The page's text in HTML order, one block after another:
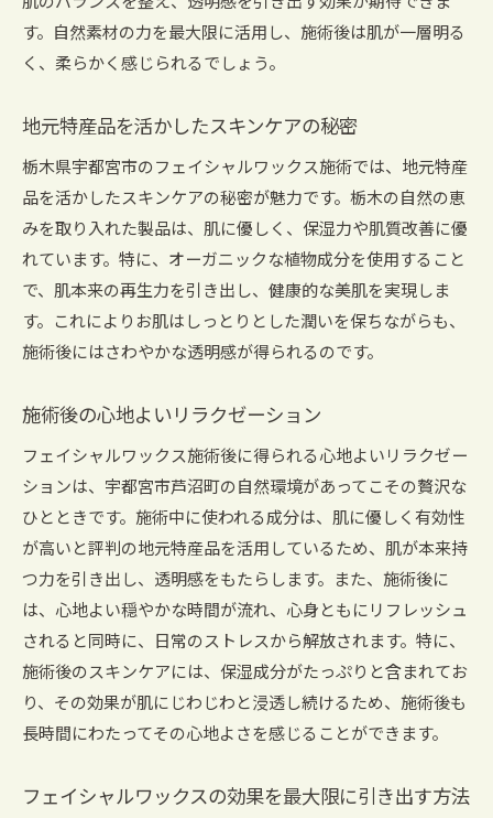
芦沼町でのフェイシャルワックス自然と融合したス
キンケアの魅力
地元の自然素材を活かした施術
地元成分で実現する透明感
心を和ませる自然の風景と共に
透明感あふれる肌へ栃木の地元成分で実現するフェ
イシャルワックス
透明感を引き出す秘密の成分
栃木の特産品を活用した施術の魅力
フェイシャルワックスで感じる肌の変化
地元成分で叶える美肌
フェイシャルワックスが叶える四季折々の美しさ芦
沼町で体験
四季ごとの美を引き出す秘訣
芦沼町の自然と共に楽しむ美肌体験
季節ごとの特別なケアとは
フェイシャルワックスで感じる季節の変化
自然の美を肌で感じる方法
肌のバランスを整え、透明感を引き出す効果が期待できま
す。自然素材の力を最大限に活用し、施術後は肌が一層明る
く、柔らかく感じられるでしょう。
地元特産品を活かしたスキンケアの秘密
栃木県宇都宮市のフェイシャルワックス施術では、地元特産
品を活かしたスキンケアの秘密が魅力です。栃木の自然の恵
みを取り入れた製品は、肌に優しく、保湿力や肌質改善に優
れています。特に、オーガニックな植物成分を使用すること
で、肌本来の再生力を引き出し、健康的な美肌を実現しま
す。これによりお肌はしっとりとした潤いを保ちながらも、
施術後にはさわやかな透明感が得られるのです。
施術後の心地よいリラクゼーション
フェイシャルワックス施術後に得られる心地よいリラクゼー
ションは、宇都宮市芦沼町の自然環境があってこその贅沢な
ひとときです。施術中に使われる成分は、肌に優しく有効性
が高いと評判の地元特産品を活用しているため、肌が本来持
つ力を引き出し、透明感をもたらします。また、施術後に
は、心地よい穏やかな時間が流れ、心身ともにリフレッシュ
されると同時に、日常のストレスから解放されます。特に、
施術後のスキンケアには、保湿成分がたっぷりと含まれてお
り、その効果が肌にじわじわと浸透し続けるため、施術後も
長時間にわたってその心地よさを感じることができます。
フェイシャルワックスの効果を最大限に引き出す方法